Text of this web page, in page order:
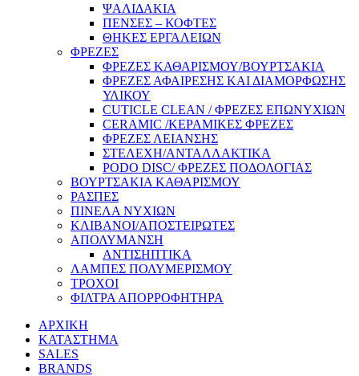
ΨΑΛΙΔΑΚΙΑ
ΠΕΝΣΕΣ – ΚΟΦΤΕΣ
ΘΗΚΕΣ ΕΡΓΑΛΕΙΩΝ
ΦΡΕΖΕΣ
ΦΡΕΖΕΣ ΚΑΘΑΡΙΣΜΟΥ/ΒΟΥΡΤΣΑΚΙΑ
ΦΡΕΖΕΣ ΑΦΑΙΡΕΣΗΣ ΚΑΙ ΔΙΑΜΟΡΦΩΣΗΣ
ΥΛΙΚΟΥ
CUTICLE CLEAN / ΦΡΕΖΕΣ ΕΠΩΝΥΧΙΩΝ
CERAMIC /ΚΕΡΑΜΙΚΕΣ ΦΡΕΖΕΣ
ΦΡΕΖΕΣ ΛΕΙΑΝΣΗΣ
ΣΤΕΛΕΧΗ/ΑΝΤΑΛΛΑΚΤΙΚΑ
PODO DISC/ ΦΡΕΖΕΣ ΠΟΔΟΛΟΓΙΑΣ
ΒΟΥΡΤΣΑΚΙΑ ΚΑΘΑΡΙΣΜΟΥ
ΡΑΣΠΕΣ
ΠΙΝΕΛΑ ΝΥΧΙΩΝ
ΚΛΙΒΑΝΟΙ/ΑΠΟΣΤΕΙΡΩΤΕΣ
ΑΠΟΛΥΜΑΝΣΗ
ΑΝΤΙΣΗΠΤΙΚΑ
ΛΑΜΠΕΣ ΠΟΛΥΜΕΡΙΣΜΟΥ
ΤΡΟΧΟΙ
ΦΙΛΤΡΑ ΑΠΟΡΡΟΦΗΤΗΡΑ
ΑΡΧΙΚΗ
ΚΑΤΑΣΤΗΜΑ
SALES
BRANDS